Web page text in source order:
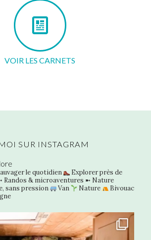
VOIR LES CARNETS
SUR INSTAGRAM
le quotidien
Explorer près de
& microaventures ➼ Nature
sans pression
Van Nature
Bivouac